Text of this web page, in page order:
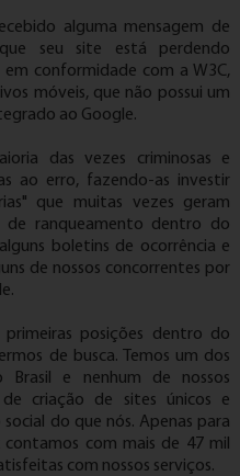
alguma mensagem de
seu site está perdendo
conformidade com a W3C,
móveis, que não possui um
ao Google.
das vezes criminosas e
ao erro, fazendo-as investir
que muitas vezes geram
ranqueamento dentro do
boletins de ocorrência e
de nossos concorrentes por
posições dentro do
de busca. Temos um dos
Brasil e nenhum de nossos
criação de sites únicos e
do que nós. Apenas para
contamos com mais de 47 mil
com nossos serviços.